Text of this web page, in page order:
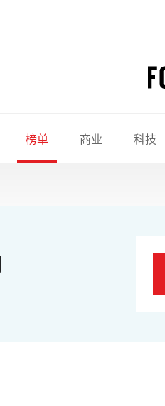
榜单 商业 科技